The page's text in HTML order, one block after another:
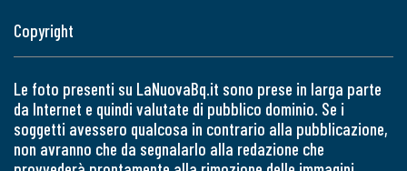
Copyright
Le foto presenti su LaNuovaBq.it sono prese in larga parte
da Internet e quindi valutate di pubblico dominio. Se i
soggetti avessero qualcosa in contrario alla pubblicazione,
non avranno che da segnalarlo alla redazione che